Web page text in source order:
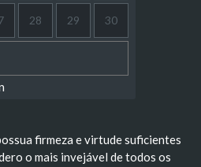
28 29 30
firmeza e virtude suficientes
o mais invejável de todos os